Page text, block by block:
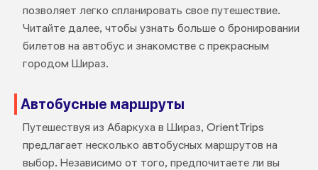
позволяет легко спланировать свое путешествие.
Читайте далее, чтобы узнать больше о бронировании
билетов на автобус и знакомстве с прекрасным
городом Шираз.
Автобусные маршруты
Путешествуя из Абаркуха в Шираз, OrientTrips
предлагает несколько автобусных маршрутов на
выбор. Независимо от того, предпочитаете ли вы